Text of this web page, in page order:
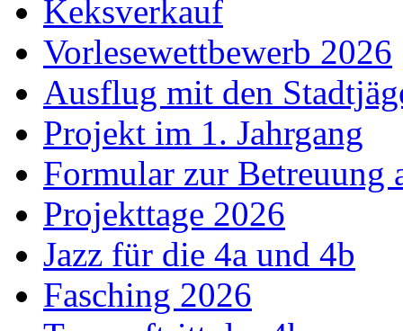
Keksverkauf
Vorlesewettbewerb 2026
Ausflug mit den
Projekt im 1. Jahrgang
Formular zur Betreuung
Projekttage 2026
Jazz für die 4a und 4b
Fasching 2026